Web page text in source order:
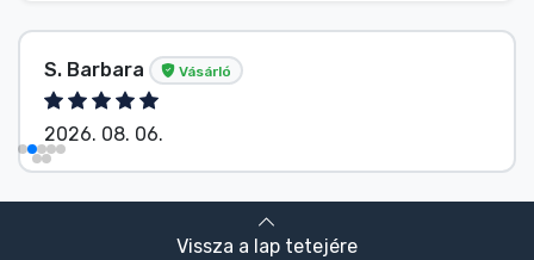
S. Barbara Vásárló
2026. 08. 06.
Vissza a lap tetejére